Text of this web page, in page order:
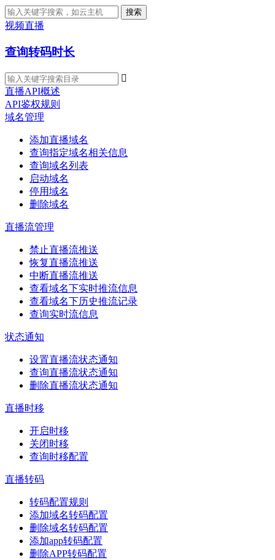
搜索
视频直播
查询转码时长

直播API概述
API鉴权规则
域名管理
添加直播域名
查询指定域名相关信息
查询域名列表
启动域名
停用域名
删除域名
直播流管理
禁止直播流推送
恢复直播流推送
中断直播流推送
查看域名下实时推流信息
查看域名下历史推流记录
查询实时流信息
状态通知
设置直播流状态通知
查询直播流状态通知
删除直播流状态通知
直播时移
开启时移
关闭时移
查询时移配置
直播转码
转码配置规则
添加域名转码配置
删除域名转码配置
添加app转码配置
删除APP转码配置